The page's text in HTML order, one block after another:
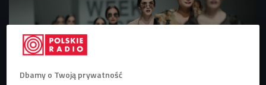
Dbamy o Twoją prywatność